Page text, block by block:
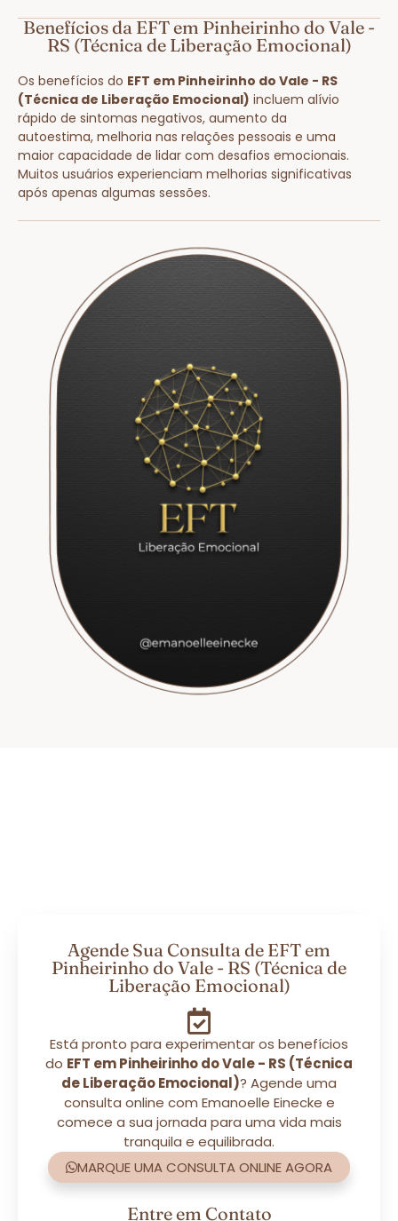
Benefícios da EFT em Pinheirinho do Vale -
RS (Técnica de Liberação Emocional)
Os benefícios do EFT em Pinheirinho do Vale - RS
(Técnica de Liberação Emocional) incluem alívio
rápido de sintomas negativos, aumento da
autoestima, melhoria nas relações pessoais e uma
maior capacidade de lidar com desafios emocionais.
Muitos usuários experienciam melhorias significativas
após apenas algumas sessões.
Agende Sua Consulta de EFT em
Pinheirinho do Vale - RS (Técnica de
Liberação Emocional)
Está pronto para experimentar os benefícios
do EFT em Pinheirinho do Vale - RS (Técnica
de Liberação Emocional)? Agende uma
consulta online com Emanoelle Einecke e
comece a sua jornada para uma vida mais
tranquila e equilibrada.
MARQUE UMA CONSULTA ONLINE AGORA
Entre em Contato